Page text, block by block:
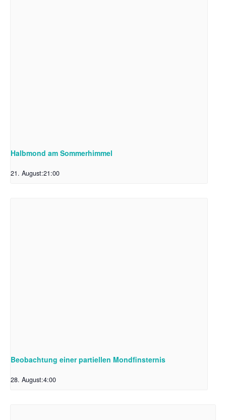
Halbmond am Sommerhimmel
21. August:21:00
Beobachtung einer partiellen Mondfinsternis
28. August:4:00